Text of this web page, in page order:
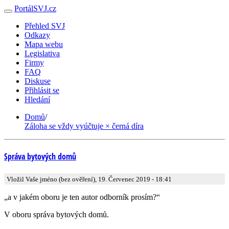
PortálSVJ.cz
Přehled SVJ
Odkazy
Mapa webu
Legislativa
Firmy
FAQ
Diskuse
Přihlásit se
Hledání
Domů/
Záloha se vždy vyúčtuje × černá díra
Správa bytových domů
Vložil Vaše jméno (bez ověření), 19. Červenec 2019 - 18:41
„a v jakém oboru je ten autor odborník prosím?“
V oboru správa bytových domů.